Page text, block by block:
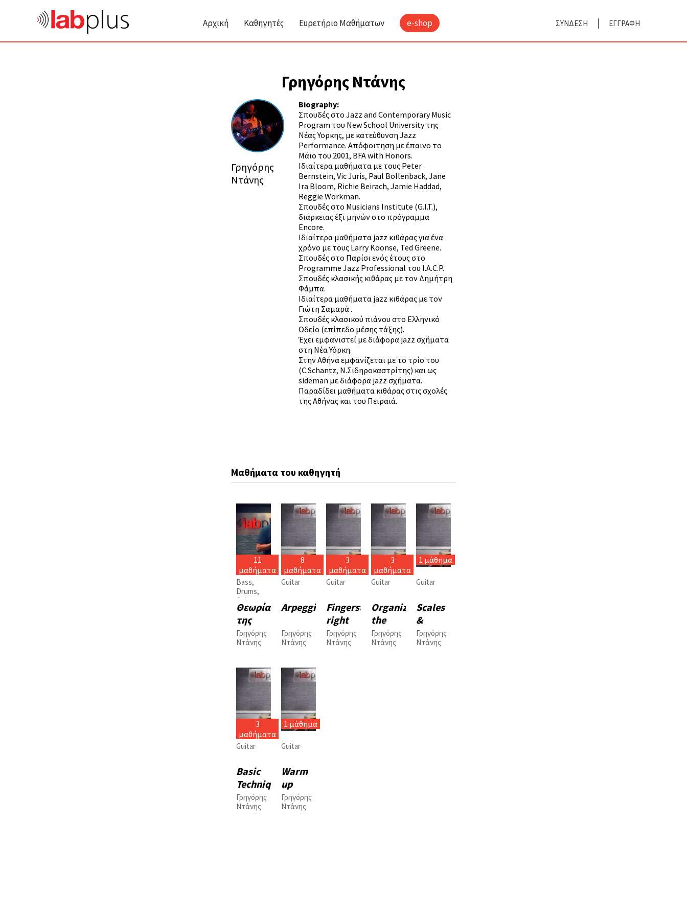
Αρχική Καθηγητές Ευρετήριο Μαθήματων e-shop ΣΥΝΔΕΣΗ ΕΓΓΡΑΦΗ
Γρηγόρης Ντάνης
Γρηγόρης
Ντάνης
Biography:
Σπουδές στο Jazz and Contemporary Music
Program του New School University της
Νέας Υορκης, με κατεύθυνση Jazz
Performance. Απόφοιτηση με έπαινο το
Μάιο του 2001, BFA with Honors.
Ιδιαίτερα μαθήματα με τους Peter
Bernstein, Vic Juris, Paul Bollenback, Jane
Ira Bloom, Richie Beirach, Jamie Haddad,
Reggie Workman.
Σπουδές στο Musicians Institute (G.I.T.),
διάρκειας έξι μηνών στο πρόγραμμα
Encore.
Ιδιαίτερα μαθήματα jazz κιθάρας για ένα
χρόνο με τους Larry Koonse, Ted Greene.
Σπουδές στο Παρίσι ενός έτους στο
Programme Jazz Professional του I.A.C.P.
Σπουδές κλασικής κιθάρας με τον Δημήτρη
Φάμπα.
Ιδιαίτερα μαθήματα jazz κιθάρας με τον
Γιώτη Σαμαρά .
Σπουδές κλασικού πιάνου στο Ελληνικό
Ωδείο (επίπεδο μέσης τάξης).
Έχει εμφανιστεί με διάφορα jazz σχήματα
στη Νέα Υόρκη.
Στην Αθήνα εμφανίζεται με το τρίο του
(C.Schantz, Ν.Σιδηροκαστρίτης) και ως
sideman με διάφορα jazz σχήματα.
Παραδίδει μαθήματα κιθάρας στις σχολές
της Αθήνας και του Πειραιά.
Μαθήματα του καθηγητή
11
μαθήματα
Bass,
Drums,
Guitar
Keyboard,
Theory
Vocals
Θεωρία
της
μουσικής
Γρηγόρης
Ντάνης
8
μαθήματα
Guitar
Arpeggios
Γρηγόρης
Ντάνης
3
μαθήματα
Guitar
Fingerstyle
right
hand
techniq...
Γρηγόρης
Ντάνης
3
μαθήματα
Guitar
Organizing
the
Fretboard
Γρηγόρης
Ντάνης
1 μάθημα
Guitar
Scales
&
patterns
με
Γρηγόρης
Ντάνης
3
μαθήματα
Guitar
Basic
Technique
Γρηγόρης
Ντάνης
1 μάθημα
Guitar
Warm
up
routine
Γρηγόρης
Ντάνης